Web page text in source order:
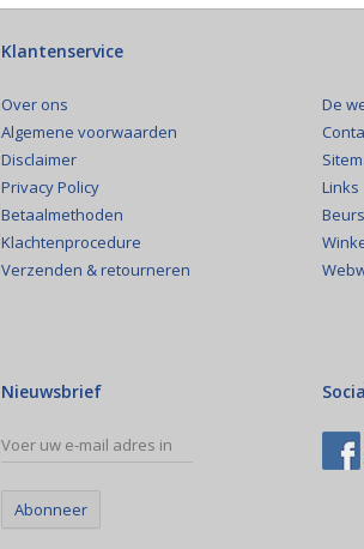
Klantenservice
Over ons
Algemene voorwaarden
Disclaimer
Privacy Policy
Betaalmethoden
Klachtenprocedure
Verzenden & retourneren
De
Links
Nieuwsbrief
Abonneer